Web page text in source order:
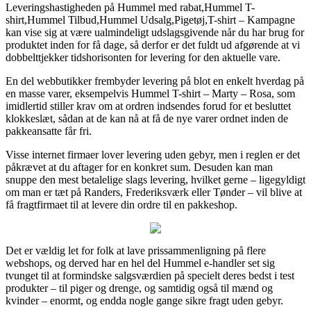
Leveringshastigheden på Hummel med rabat,Hummel T-
shirt,Hummel Tilbud,Hummel Udsalg,Pigetøj,T-shirt – Kampagne
kan vise sig at være ualmindeligt udslagsgivende når du har brug for
produktet inden for få dage, så derfor er det fuldt ud afgørende at vi
dobbelttjekker tidshorisonten for levering for den aktuelle vare.
En del webbutikker frembyder levering på blot en enkelt hverdag på
en masse varer, eksempelvis Hummel T-shirt – Marty – Rosa, som
imidlertid stiller krav om at ordren indsendes forud for et besluttet
klokkeslæt, sådan at de kan nå at få de nye varer ordnet inden de
pakkeansatte får fri.
Visse internet firmaer lover levering uden gebyr, men i reglen er det
påkrævet at du aftager for en konkret sum. Desuden kan man
snuppe den mest betalelige slags levering, hvilket gerne – ligegyldigt
om man er tæt på Randers, Frederiksværk eller Tønder – vil blive at
få fragtfirmaet til at levere din ordre til en pakkeshop.
Det er vældig let for folk at lave prissammenligning på flere
webshops, og derved har en hel del Hummel e-handler set sig
tvunget til at formindske salgsværdien på specielt deres bedst i test
produkter – til piger og drenge, og samtidig også til mænd og
kvinder – enormt, og endda nogle gange sikre fragt uden gebyr.